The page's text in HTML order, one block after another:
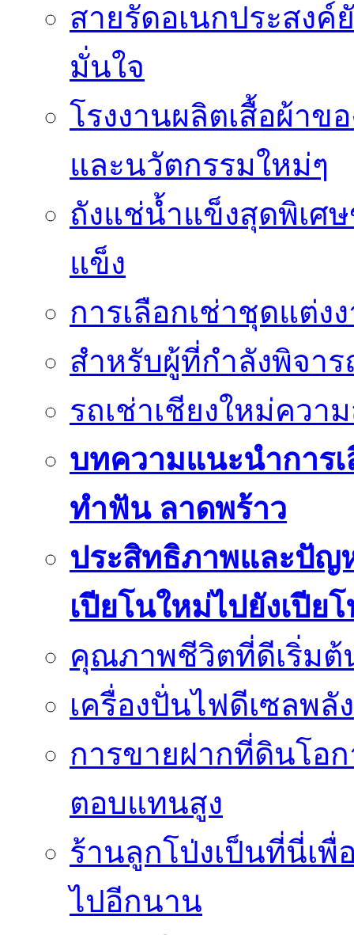
สายรัดอเนกประสงค์
มั่นใจ
โรงงานผลิตเสื้อผ้าข
และนวัตกรรมใหม่ๆ
ถังแช่น้ำแข็งสุดพิเศษ
แข็ง
การเลือกเช่าชุดแต่ง
สำหรับผู้ที่กำลังพิจา
รถเช่าเชียงใหม่ควา
บทความแนะนำการ
ทำฟัน ลาดพร้าว
ประสิทธิภาพและปัญ
เปียโนใหม่ไปยังเปีย
คุณภาพชีวิตที่ดีเริ่ม
เครื่องปั่นไฟดีเซลพ
การขายฝากที่ดินโอ
ตอบแทนสูง
ร้านลูกโป่งเป็นที่นี่เ
ไปอีกนาน